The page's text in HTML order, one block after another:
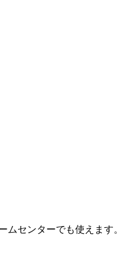
ムセンターでも使えます。